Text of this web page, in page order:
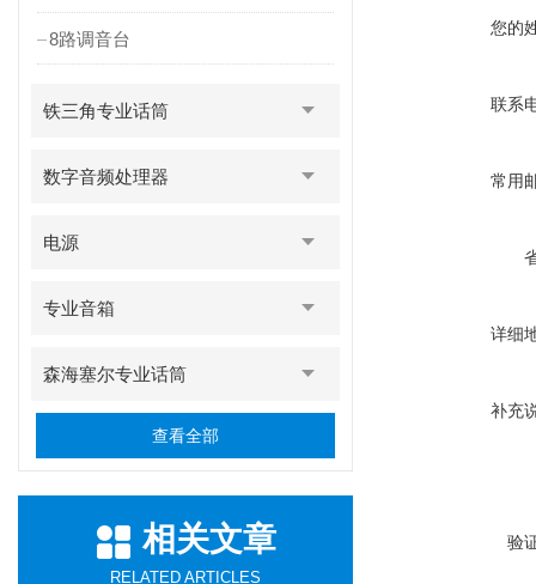
8路调音台
铁三角专业话筒
数字音频处理器
电源
专业音箱
森海塞尔专业话筒
查看全部
相关文章
RELATED ARTICLES
您的
联系
常用
详细
补充
验